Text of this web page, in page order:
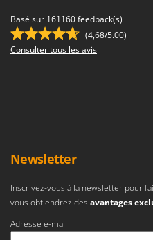
Basé sur 161160 feedback(s)
(4,68/5.00)
Consulter tous les avis
Newsletter
Inscrivez-vous à la newsletter pour
vous obtiendrez des avantages
Adresse e-mail